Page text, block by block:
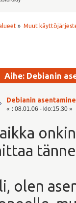
» Muut
Aihe: Debianin
Debianin
« : 08.01.06 - klo:15.30 »
olen